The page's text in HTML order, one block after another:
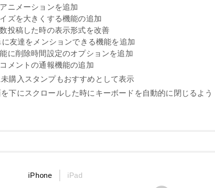
ニメーションを追加
ズを大きくする機能の追加
投稿した時の表示形式を改善
友達をメンションできる機能を追加
に削除時間設定のオプションを追加
メントの通報機能の追加
購入スタンプもおすすめとして表示
下にスクロールした時にキーボードを自動的に閉じるよう
iPhone iPad